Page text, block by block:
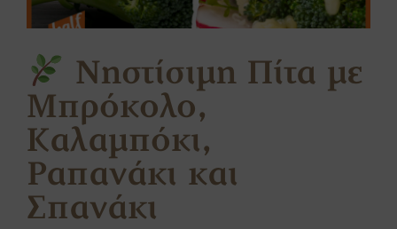
Νηστίσιμη Πίτα με
Μπρόκολο,
Καλαμπόκι,
Ραπανάκι και
Σπανάκι